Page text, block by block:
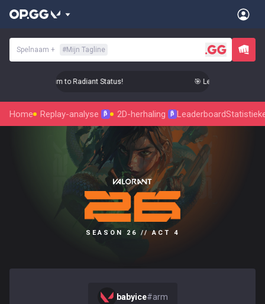
Spelnaam + #Mijn Tagline
Up Your Aim to Radiant Status! 🎯 Level Up Your Aim
Home Replay-analyse β 2D-herhaling β Leaderboard
SEASON 26 // ACT 4
babyice#arm